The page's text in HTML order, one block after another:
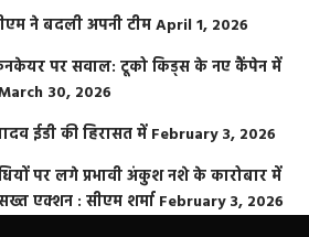
ने बदली अपनी टीमApril 1, 2026
पर सवाल: टूको किड्स के नए कैंपेन में
30, 2026
ईडी की हिरासत में February 3, 2026
पर लगे प्रभावी अंकुश नशे के कारोबार में
सख्त एक्शन : सीएम शर्मा February 3, 2026